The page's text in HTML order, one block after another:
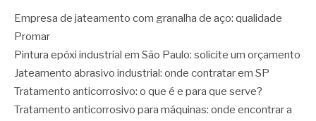
Empresa de jateamento com granalha de aço: qualidade
Promar
Pintura epóxi industrial em São Paulo: solicite um orçamento
Jateamento abrasivo industrial: onde contratar em SP
Tratamento anticorrosivo: o que é e para que serve?
Tratamento anticorrosivo para máquinas: onde encontrar a